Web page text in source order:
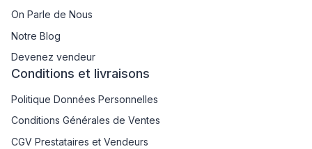
On Parle de Nous
Notre Blog
Devenez vendeur
Conditions et livraisons
Politique Données Personnelles
Conditions Générales de Ventes
CGV Prestataires et Vendeurs